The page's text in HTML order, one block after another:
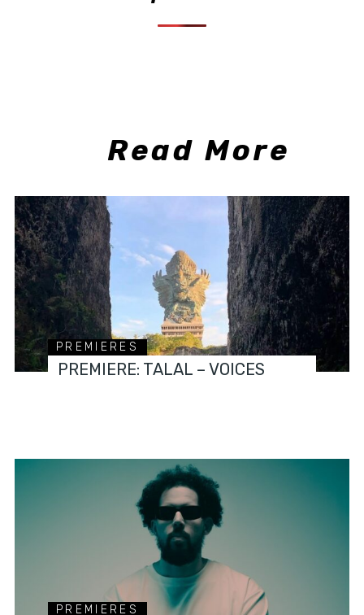
Read More
PREMIERES
PREMIERE: TALAL – VOICES
PREMIERES